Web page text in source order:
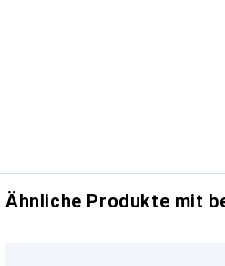
Ähnliche Produkte mit